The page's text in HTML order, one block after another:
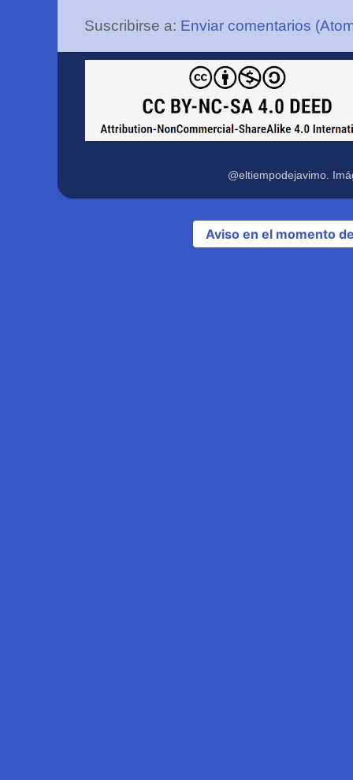
Suscribirse a: Enviar comentarios
@eltiempodejavimo.
Aviso en el momento